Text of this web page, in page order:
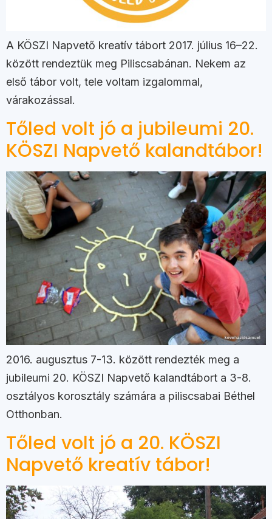
A KÖSZI Napvető kreatív tábort 2017. július 16–22.
között rendeztük meg Piliscsabánan. Nekem az
első tábor volt, tele voltam izgalommal,
várakozással.
Tőled volt jó a jubileumi 20.
KÖSZI Napvető kalandtábor!
2016. augusztus 7-13. között rendezték meg a
jubileumi 20. KÖSZI Napvető kalandtábort a 3-8.
osztályos korosztály számára a piliscsabai Béthel
Otthonban.
Tőled volt jó a 20. KÖSZI
Napvető kreatív tábor!